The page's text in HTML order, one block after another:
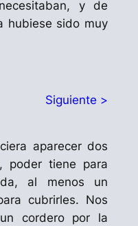
y de
hubiese sido muy
Siguiente >
aparecer dos
poder tiene para
al menos un
cubrirles. Nos
cordero por la